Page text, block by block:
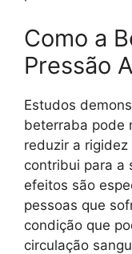
Como a
Pressão
Estudos
beterraba pode
reduzir a
contribui para a
efeitos são
pessoas que
condição que
circulação